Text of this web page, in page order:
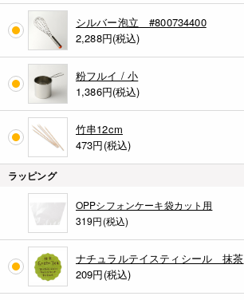
シルバー泡立 #800734400
2,288円(税込)
粉フルイ / 小
1,386円(税込)
竹串12cm
473円(税込)
ラッピング
OPPシフォンケーキ袋カット用
319円(税込)
ナチュラルテイスティシール 抹茶
209円(税込)